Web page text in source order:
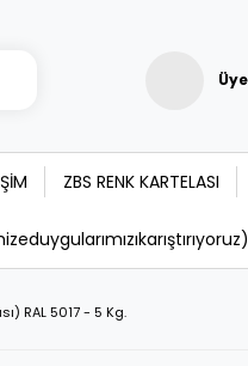
ZBS RENK KARTELASI
RAL 5017 - 5 Kg.